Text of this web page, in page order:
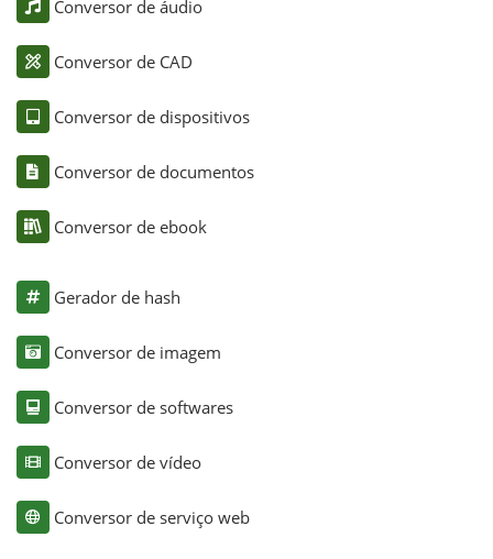
Conversor de áudio
Conversor de CAD
Conversor de dispositivos
Conversor de documentos
Conversor de ebook
Gerador de hash
Conversor de imagem
Conversor de softwares
Conversor de vídeo
Conversor de serviço web